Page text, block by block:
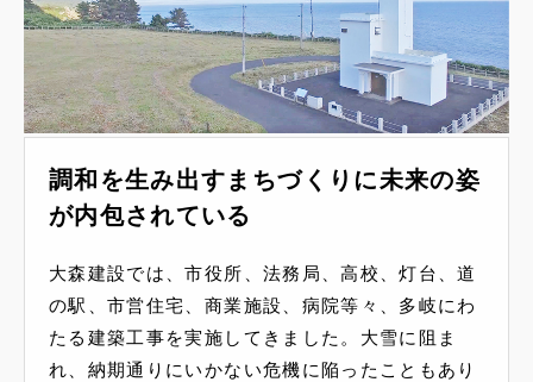
調和を生み出すまちづくりに未来の姿
が内包されている
大森建設では、市役所、法務局、高校、灯台、道
の駅、市営住宅、商業施設、病院等々、多岐にわ
たる建築工事を実施してきました。大雪に阻ま
れ、納期通りにいかない危機に陥ったこともあり